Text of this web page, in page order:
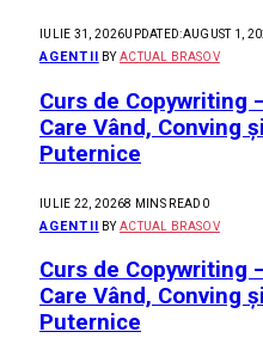
IULIE 31, 2026UPDATED:AUGUST 1,
AGENTII BY ACTUAL BRASOV
Curs de Copywriting
Care Vând, Conving
Puternice
IULIE 22, 20268 MINS READ 0
AGENTII BY ACTUAL BRASOV
Curs de Copywriting
Care Vând, Conving
Puternice